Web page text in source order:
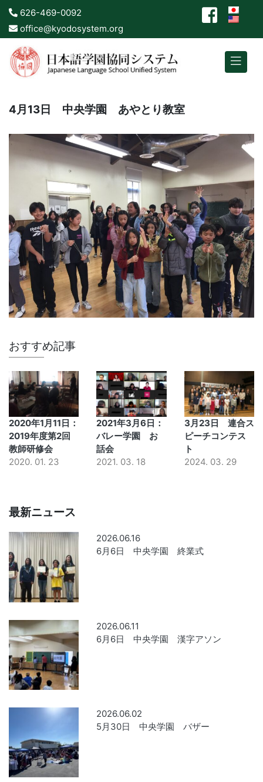
626-469-0092
office@kyodosystem.org
4月13日 中央学園 あやとり教室
おすすめ記事
2020年1月11日：
2019年度第2回
教師研修会
2020. 01. 23
2021年3月6日：
バレー学園 お
話会
2021. 03. 18
3月23日 連合ス
ピーチコンテス
ト
2024. 03. 29
最新ニュース
2026.06.16
6月6日 中央学園 終業式
2026.06.11
6月6日 中央学園 漢字アソン
2026.06.02
5月30日 中央学園 バザー